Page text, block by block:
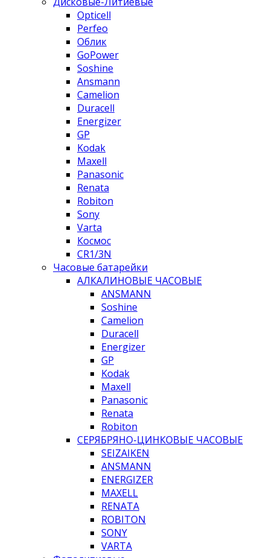
Opticell
Perfeo
Облик
GoPower
Soshine
Ansmann
Camelion
Duracell
Energizer
GP
Kodak
Maxell
Panasonic
Renata
Robiton
Sony
Varta
Космос
CR1/3N
Часовые батарейки
АЛКАЛИНОВЫЕ ЧАСОВЫЕ
ANSMANN
Soshine
Camelion
Duracell
Energizer
GP
Kodak
Maxell
Panasonic
Renata
Robiton
СЕРЯБРЯНО-ЦИНКОВЫЕ ЧАСОВЫЕ
SEIZAIKEN
ANSMANN
ENERGIZER
MAXELL
RENATA
ROBITON
SONY
VARTA